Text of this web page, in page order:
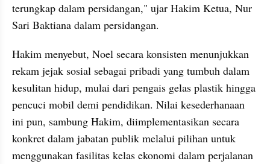
terungkap dalam persidangan," ujar Hakim Ketua, Nur
Sari Baktiana dalam persidangan.
Hakim menyebut, Noel secara konsisten menunjukkan
rekam jejak sosial sebagai pribadi yang tumbuh dalam
kesulitan hidup, mulai dari pengais gelas plastik hingga
pencuci mobil demi pendidikan. Nilai kesederhanaan
ini pun, sambung Hakim, diimplementasikan secara
konkret dalam jabatan publik melalui pilihan untuk
menggunakan fasilitas kelas ekonomi dalam perjalanan